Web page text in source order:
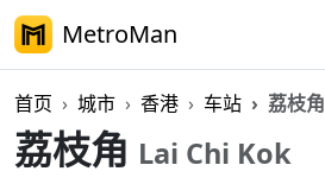
MetroMan
首页 城市 香港 车站 荔枝角
荔枝角 Lai Chi Kok